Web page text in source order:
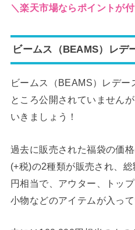
＼楽天市場ならポイントが
ビームス（BEAMS）レデ
ビームス（BEAMS）レデ
ところ公開されていません
いきましょう！
過去に販売された福袋の価
(+税)の2種類が販売され、
円相当で、アウター、トッ
小物などのアイテムが入って